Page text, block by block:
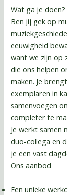
Wat ga je doen?
Ben jij gek op
eeuwigheid
want we zijn op
die ons helpen
maken. Je
exemplaren in
samenvoegen
completer te
Je werkt samen
duo-collega en
je een vast
Ons aanbod
Een unieke